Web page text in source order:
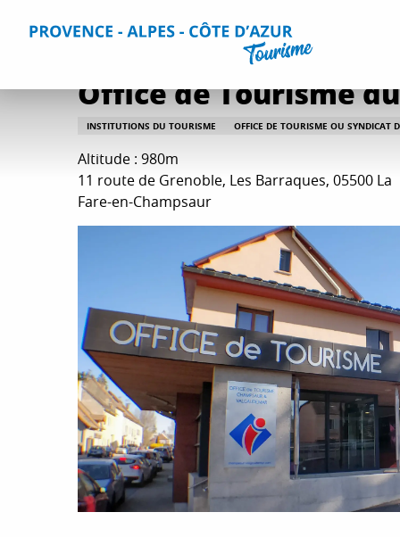
Accueil Séjourner Informations pratiques
Office de Tourisme
INSTITUTIONS DU TOURISME OFFICE DE TOURISME OU SYNDICAT
Altitude : 980m
11 route de Grenoble, Les Barraques, 05500 La
Fare-en-Champsaur